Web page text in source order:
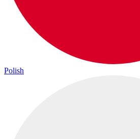
Polish